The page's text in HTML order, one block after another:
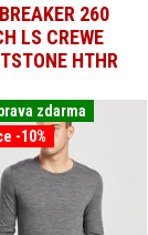
260
LS CREWE
HTHR
zdarma
-10%